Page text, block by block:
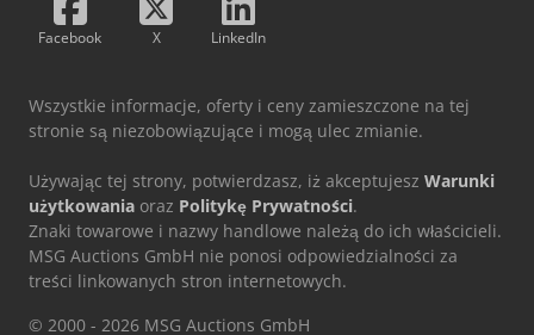
Facebook X LinkedIn
Wszystkie informacje, oferty i ceny zamieszczone na tej
stronie są niezobowiązujące i mogą ulec zmianie.
Używając tej strony, potwierdzasz, iż akceptujesz Warunki
użytkowania oraz Politykę Prywatności.
Znaki towarowe i nazwy handlowe należą do ich właścicieli.
MSG Auctions GmbH nie ponosi odpowiedzialności za
treści linkowanych stron internetowych.
© 2000 - 2026 MSG Auctions GmbH